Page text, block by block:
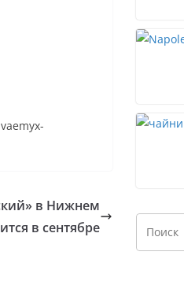
в Нижнем
в сентябре